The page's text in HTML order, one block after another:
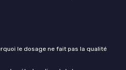
le dosage ne fait pas la qualité